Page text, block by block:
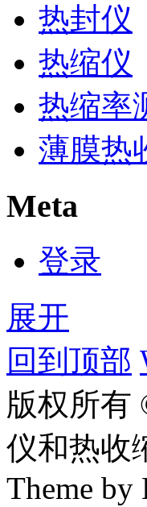
热封仪
热缩仪
热缩率
薄膜热
Meta
登录
展开
回到顶部
版权所有
仪和热收
Theme by